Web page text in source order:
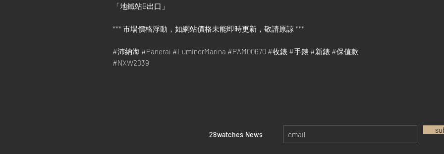
「地鐵站B出口」
*** 市場價格浮動，如網站價格未能即時更新，敬請原諒 ***
#沛納海 #Panerai #LuminorMarina #PAM00670 #收錶 #手錶 #新錶 #保值款
#NXW2039
​28watches News